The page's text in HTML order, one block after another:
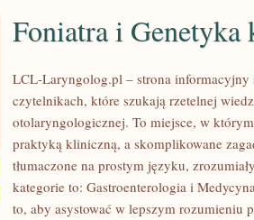
FONIATRA
Foniatra i Genetyka
LCL-Laryngolog.pl – strona informacyjny
czytelnikach, które szukają rzetelnej
otolaryngologicznej. To miejsce, w
praktyką kliniczną, a skomplikowane
tłumaczone na prostym języku,
kategorie to: Gastroenterologia i
to, aby asystować w lepszym rozumieniu